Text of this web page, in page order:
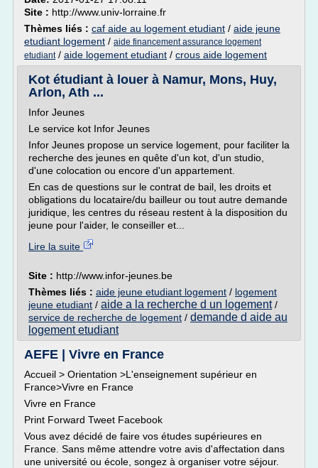
Site : http://www.univ-lorraine.fr
Thèmes liés : caf aide au logement etudiant / aide jeune
etudiant logement / aide financement assurance logement
etudiant/ aide logement etudiant / crous aide logement
Kot étudiant à louer à Namur, Mons, Huy,
Arlon, Ath ...
Infor Jeunes
Le service kot Infor Jeunes
Infor Jeunes propose un service logement, pour faciliter la
recherche des jeunes en quête d'un kot, d'un studio,
d'une colocation ou encore d'un appartement.
En cas de questions sur le contrat de bail, les droits et
obligations du locataire/du bailleur ou tout autre demande
juridique, les centres du réseau restent à la disposition du
jeune pour l'aider, le conseiller et...
Lire la suite
Site : http://www.infor-jeunes.be
Thèmes liés : aide jeune etudiant logement / logement
jeune etudiant / aide a la recherche d un logement/
service de recherche de logement / demande d aide au
logement etudiant
AEFE | Vivre en France
Accueil > Orientation >L'enseignement supérieur en
France>Vivre en France
Vivre en France
Print Forward Tweet Facebook
Vous avez décidé de faire vos études supérieures en
France. Sans même attendre votre avis d'affectation dans
une université ou école, songez à organiser votre séjour.